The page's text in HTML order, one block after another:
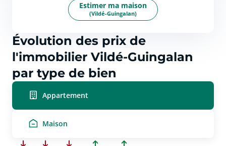
Estimer ma maison
(Vildé-Guingalan)
Évolution des prix de
l'immobilier Vildé-Guingalan
par type de bien
Appartement
Maison